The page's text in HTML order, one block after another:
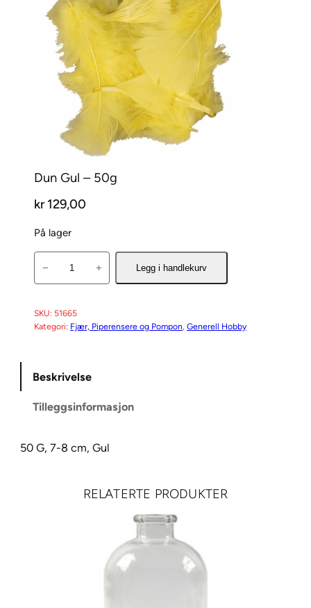
Dun Gul – 50g
kr129,00
På lager
G
u
5
0
n
− + Legg i handlekurv
SKU: 51665
Kategori: Fjær, Piperensere og Pompon, Generell Hobby
Beskrivelse
Tilleggsinformasjon
50 G, 7-8 cm, Gul
RELATERTE PRODUKTER